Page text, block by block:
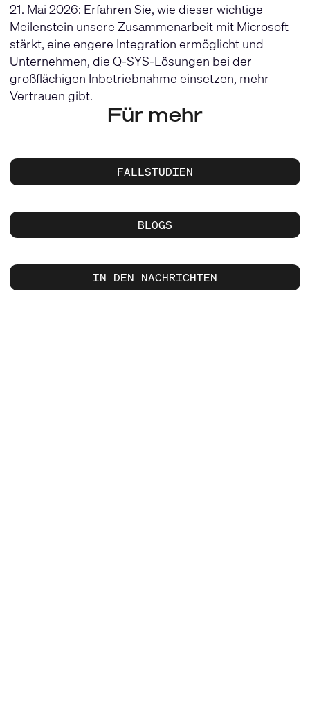
21. Mai 2026: Erfahren Sie, wie dieser wichtige
Meilenstein unsere Zusammenarbeit mit Microsoft
stärkt, eine engere Integration ermöglicht und
Unternehmen, die Q-SYS-Lösungen bei der
großflächigen Inbetriebnahme einsetzen, mehr
Vertrauen gibt.
Für mehr
FALLSTUDIEN
BLOGS
IN DEN NACHRICHTEN